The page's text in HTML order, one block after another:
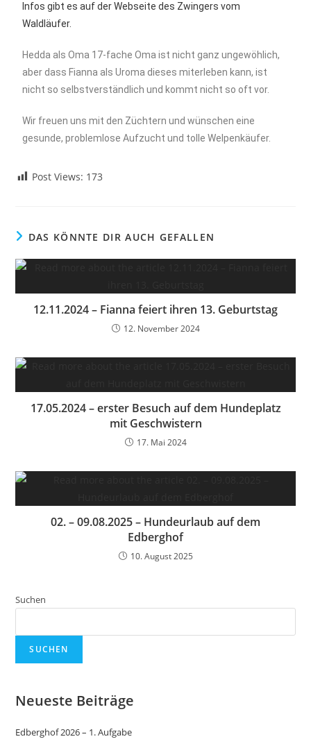
Infos gibt es auf der Webseite des Zwingers vom
Waldläufer.
Hedda als Oma 17-fache Oma ist nicht ganz ungewöhlich,
aber dass Fianna als Uroma dieses miterleben kann, ist
nicht so selbstverständlich und kommt nicht so oft vor.
Wir freuen uns mit den Züchtern und wünschen eine
gesunde, problemlose Aufzucht und tolle Welpenkäufer.
Post Views: 173
DAS KÖNNTE DIR AUCH GEFALLEN
12.11.2024 – Fianna feiert ihren 13. Geburtstag
12. November 2024
17.05.2024 – erster Besuch auf dem Hundeplatz
mit Geschwistern
17. Mai 2024
02. – 09.08.2025 – Hundeurlaub auf dem
Edberghof
10. August 2025
Suchen
SUCHEN
Neueste Beiträge
Edberghof 2026 – 1. Aufgabe